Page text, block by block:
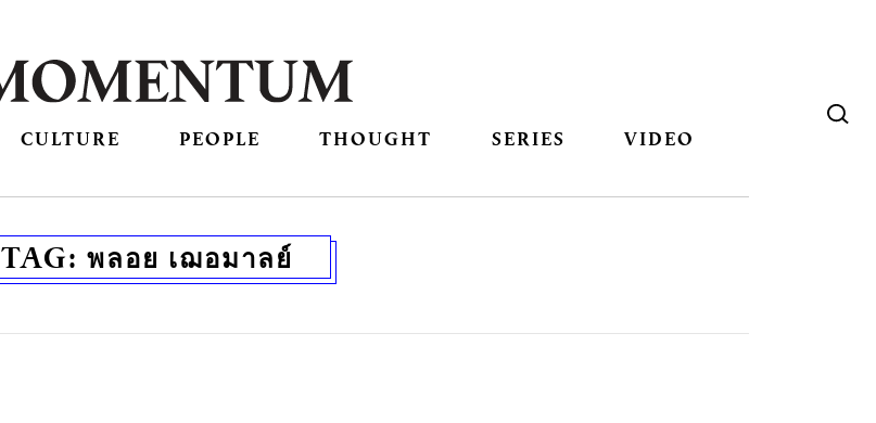
CULTURE PEOPLE THOUGHT SERIES VIDEO
TAG: พลอย เฌอมาลย์